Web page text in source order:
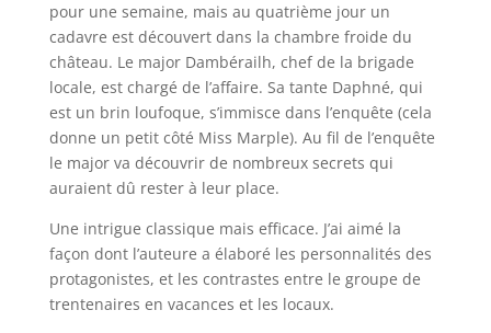
pour une semaine, mais au quatrième jour un
cadavre est découvert dans la chambre froide du
château. Le major Dambérailh, chef de la brigade
locale, est chargé de l’affaire. Sa tante Daphné, qui
est un brin loufoque, s’immisce dans l’enquête (cela
donne un petit côté Miss Marple). Au fil de l’enquête
le major va découvrir de nombreux secrets qui
auraient dû rester à leur place.
Une intrigue classique mais efficace. J’ai aimé la
façon dont l’auteure a élaboré les personnalités des
protagonistes, et les contrastes entre le groupe de
trentenaires en vacances et les locaux.